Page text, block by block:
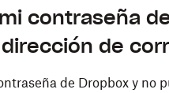
contraseña
de
de Dropbox y no